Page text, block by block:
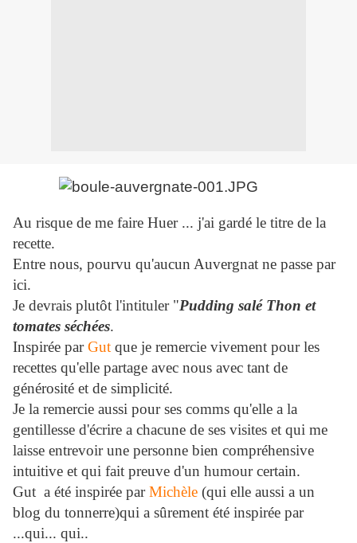
Au risque de me faire Huer ... j'ai gardé le titre de la
recette.
Entre nous, pourvu qu'aucun Auvergnat ne passe par
ici.
Je devrais plutôt l'intituler "Pudding salé Thon et
tomates séchées.
Inspirée parGut que je remercie vivement pour les
recettes qu'elle partage avec nous avec tant de
générosité et de simplicité.
Je la remercie aussi pour ses comms qu'elle a la
gentillesse d'écrire a chacune de ses visites et qui me
laisse entrevoir une personne bien compréhensive
intuitive et qui fait preuve d'un humour certain.
Gut a été inspirée parMichèle (qui elle aussi a un
blog du tonnerre)qui a sûrement été inspirée par
...qui... qui..